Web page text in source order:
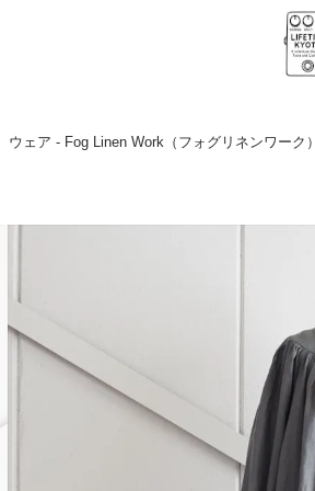
ウェア - Fog Linen Work（フォグリネンワーク）